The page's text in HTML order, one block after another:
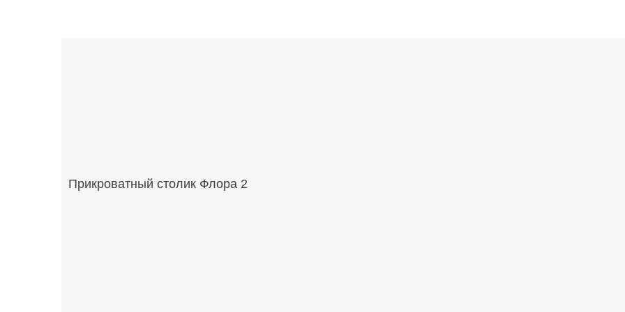
Прикроватный столик Флора 2